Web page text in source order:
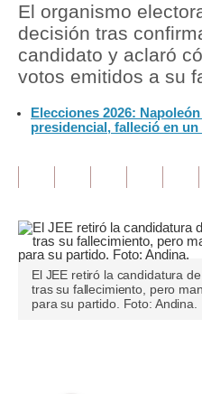
Política
Tu Dinero
Finanzas Personales
Editorial
Pregunta de hoy
El organismo
decisión tras
candidato y aclaró
votos emitidos a su
Elecciones 2026:
presidencial, falleció en un
El JEE retiró la candidatura
tras su fallecimiento, pero
para su partido. Foto: Andina.